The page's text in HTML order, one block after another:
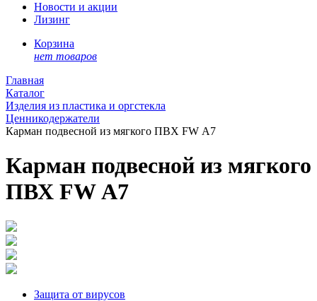
Новости и акции
Лизинг
Корзина
нет товаров
Главная
Каталог
Изделия из пластика и оргстекла
Ценникодержатели
Карман подвесной из мягкого ПВХ FW А7
Карман подвесной из мягкого
ПВХ FW А7
Защита от вирусов